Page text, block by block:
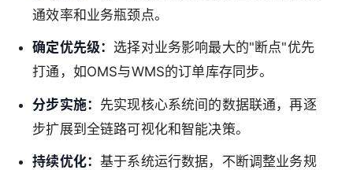
通效率和业务瓶颈点。
确定优先级： 选择对业务影响最大的"断点"优先
打通，如OMS与WMS的订单库存同步。
分步实施： 先实现核心系统间的数据联通，再逐
步扩展到全链路可视化和智能决策。
持续优化：基于系统运行数据，不断调整业务规